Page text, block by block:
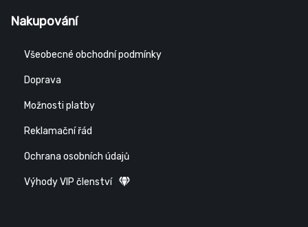
Nakupování
Všeobecné obchodní podmínky
Doprava
Možnosti platby
Reklamační řád
Ochrana osobních údajů
Výhody VIP členství